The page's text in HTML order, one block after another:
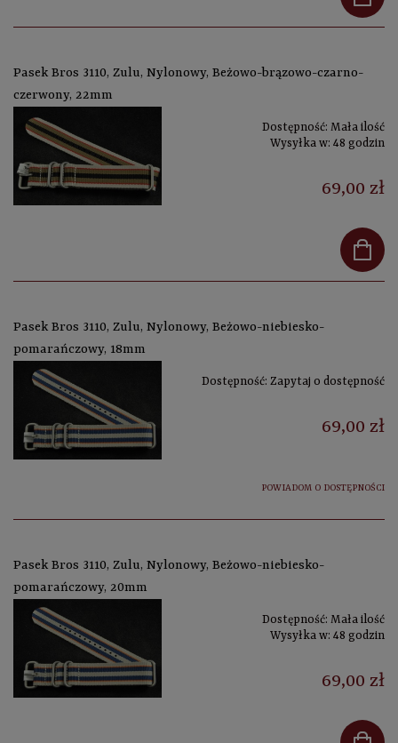
Pasek Bros 3110, Zulu, Nylonowy, Beżowo-brązowo-czarno-
czerwony, 22mm
Dostępność: Mała ilość
Wysyłka w: 48 godzin
69,00 zł
Pasek Bros 3110, Zulu, Nylonowy, Beżowo-niebiesko-
pomarańczowy, 18mm
Dostępność: Zapytaj o dostępność
69,00 zł
POWIADOM O DOSTĘPNOŚCI
Pasek Bros 3110, Zulu, Nylonowy, Beżowo-niebiesko-
pomarańczowy, 20mm
Dostępność: Mała ilość
Wysyłka w: 48 godzin
69,00 zł